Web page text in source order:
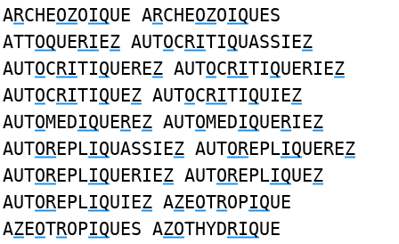
ARCHEOZOIQUE ARCHEOZOIQUES
ATTOQUERIEZ AUTOCRITIQUASSIEZ
AUTOCRITIQUEREZ AUTOCRITIQUERIEZ
AUTOCRITIQUEZ AUTOCRITIQUIEZ
AUTOMEDIQUEREZ AUTOMEDIQUERIEZ
AUTOREPLIQUASSIEZ AUTOREPLIQUEREZ
AUTOREPLIQUERIEZ AUTOREPLIQUEZ
AUTOREPLIQUIEZ AZEOTROPIQUE
AZEOTROPIQUES AZOTHYDRIQUE